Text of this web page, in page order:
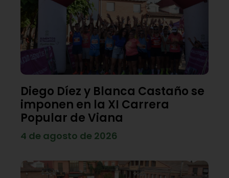
Diego Díez y Blanca Castaño se
imponen en la XI Carrera
Popular de Viana
4 de agosto de 2026